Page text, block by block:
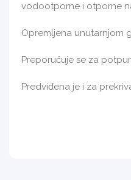
vodootporne i otporne
Opremljena unutarnjom
Preporučuje se za
Predviđena je i za